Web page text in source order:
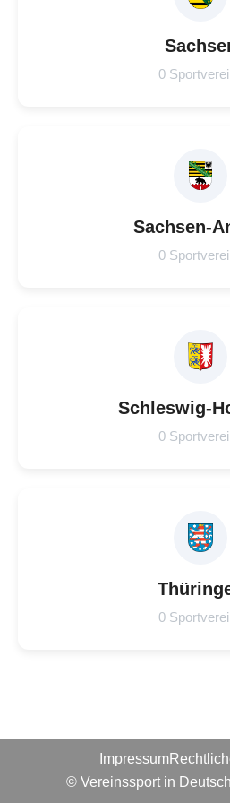
0
Sachsen-
0
Schleswig-
0
0
Impressum
© Vereinssport in